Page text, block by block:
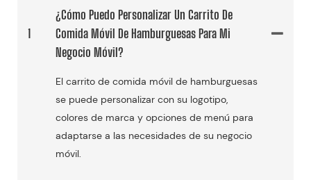
1
¿Cómo Puedo Personalizar Un Carrito De
Comida Móvil De Hamburguesas Para Mi
Negocio Móvil?
El carrito de comida móvil de hamburguesas
se puede personalizar con su logotipo,
colores de marca y opciones de menú para
adaptarse a las necesidades de su negocio
móvil.